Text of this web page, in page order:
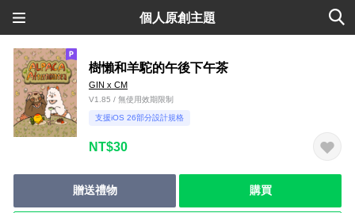
個人原創主題
樹懶和羊駝的午後下午茶
GIN x CM
V1.85 / 無使用效期限制
支援iOS 26部分設計規格
NT$30
贈送禮物 購買